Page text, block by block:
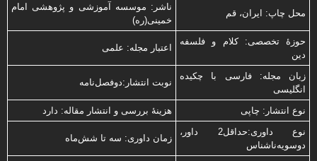
محل چاپ: ایران، قم
ناشر: موسسه آموزشی و پژوهشی امام
خمینی(ره)
حوزۀ تخصصی: کلام و فلسفه
دین
اعتبار مجله: علمی
زبان مجله: فارسی با چكیده
انگلیسی
نوبت انتشار:دوفصل‌نامه
نوع انتشار: چاپی
هزینۀ بررسی و انتشار مقاله: دارد
نوع داوری:حداقل2 داور،
دوسویه‌ناشناس
زمان داوری: سه تا شش‌ماه